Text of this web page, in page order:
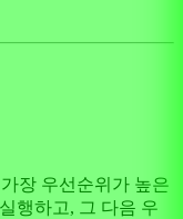
장 우선순위가 높은
행하고, 그 다음 우